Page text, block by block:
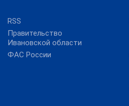
RSS
Правительство
Ивановской области
ФАС России